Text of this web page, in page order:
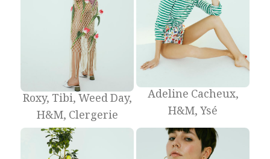
Roxy, Tibi, Weed Day,
H&M, Clergerie
Adeline Cacheux,
H&M, Ysé